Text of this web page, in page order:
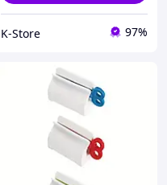
K-Store 97%